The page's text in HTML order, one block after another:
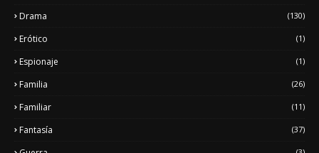
Drama (130)
Erótico (1)
Espionaje (1)
Familia (26)
Familiar (11)
Fantasía (37)